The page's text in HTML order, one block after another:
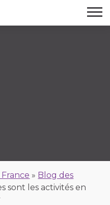
» Blog des
sont les activités en